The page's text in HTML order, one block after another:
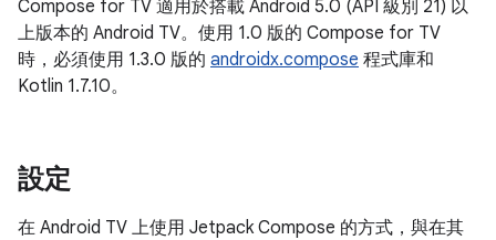
Compose for TV 適用於搭載 Android 5.0 (API 級別 21) 以
上版本的 Android TV。使用 1.0 版的 Compose for TV
時，必須使用 1.3.0 版的 androidx.compose 程式庫和
Kotlin 1.7.10。
設定
在 Android TV 上使用 Jetpack Compose 的方式，與在其